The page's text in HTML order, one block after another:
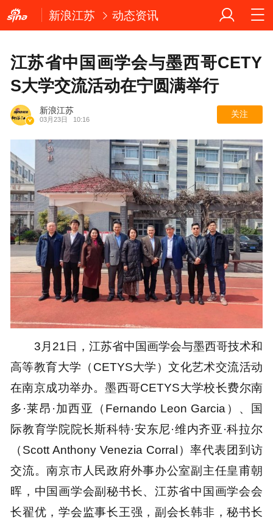
新浪江苏 动态资讯
江苏省中国画学会与墨西哥CETY
S大学交流活动在宁圆满举行
新浪江苏
03月23日 10:16
关注
3月21日，江苏省中国画学会与墨西哥技术和
高等教育大学（CETYS大学）文化艺术交流活动
在南京成功举办。墨西哥CETYS大学校长费尔南
多·莱昂·加西亚（Fernando Leon Garcia）、国
际教育学院院长斯科特·安东尼·维内齐亚·科拉尔
（Scott Anthony Venezia Corral）率代表团到访
交流。南京市人民政府外事办公室副主任皇甫朝
晖，中国画学会副秘书长、江苏省中国画学会会
长翟优，学会监事长王强，副会长韩非，秘书长